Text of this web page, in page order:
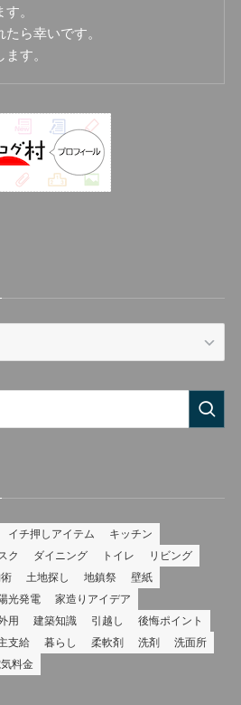
。
ら幸いです。
す。
イチ押しアイテム
キッチン
ク ダイニング トイレ
リビング
土地探し 地鎮祭
壁紙
光発電
家造りアイデア
用 建築知識 引越し
後悔ポイント
支給 暮らし 柔軟剤 洗剤
洗面所
料金